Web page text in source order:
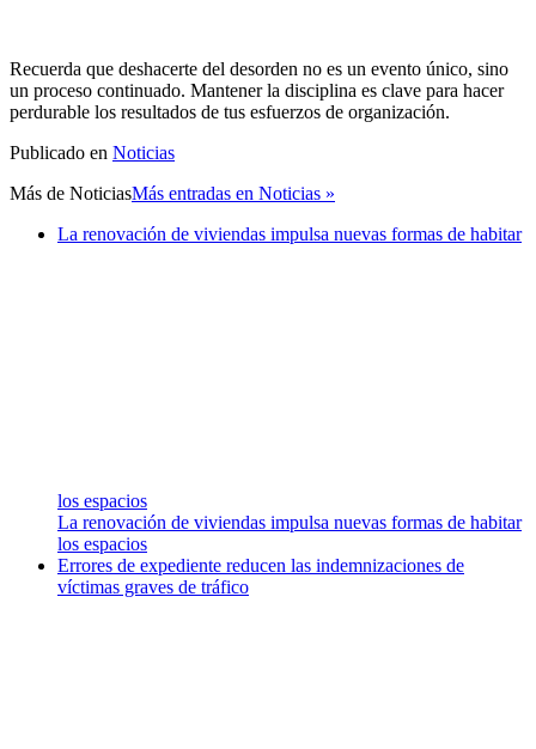
Recuerda que deshacerte del desorden no es un evento único, sino
un proceso continuado. Mantener la disciplina es clave para hacer
perdurable los resultados de tus esfuerzos de organización.
Publicado en Noticias
Más de NoticiasMás entradas en Noticias »
La renovación de viviendas impulsa nuevas formas de habitar
los espacios
La renovación de viviendas impulsa nuevas formas de habitar
los espacios
Errores de expediente reducen las indemnizaciones de
víctimas graves de tráfico